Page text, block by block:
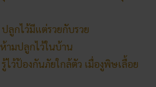
กไว้มีแต่รวยกับรวย
ามปลูกไว้ในบ้าน
ไว้ป้องกันภัยใกล้ตัว เมื่องูพิษเลื้อย